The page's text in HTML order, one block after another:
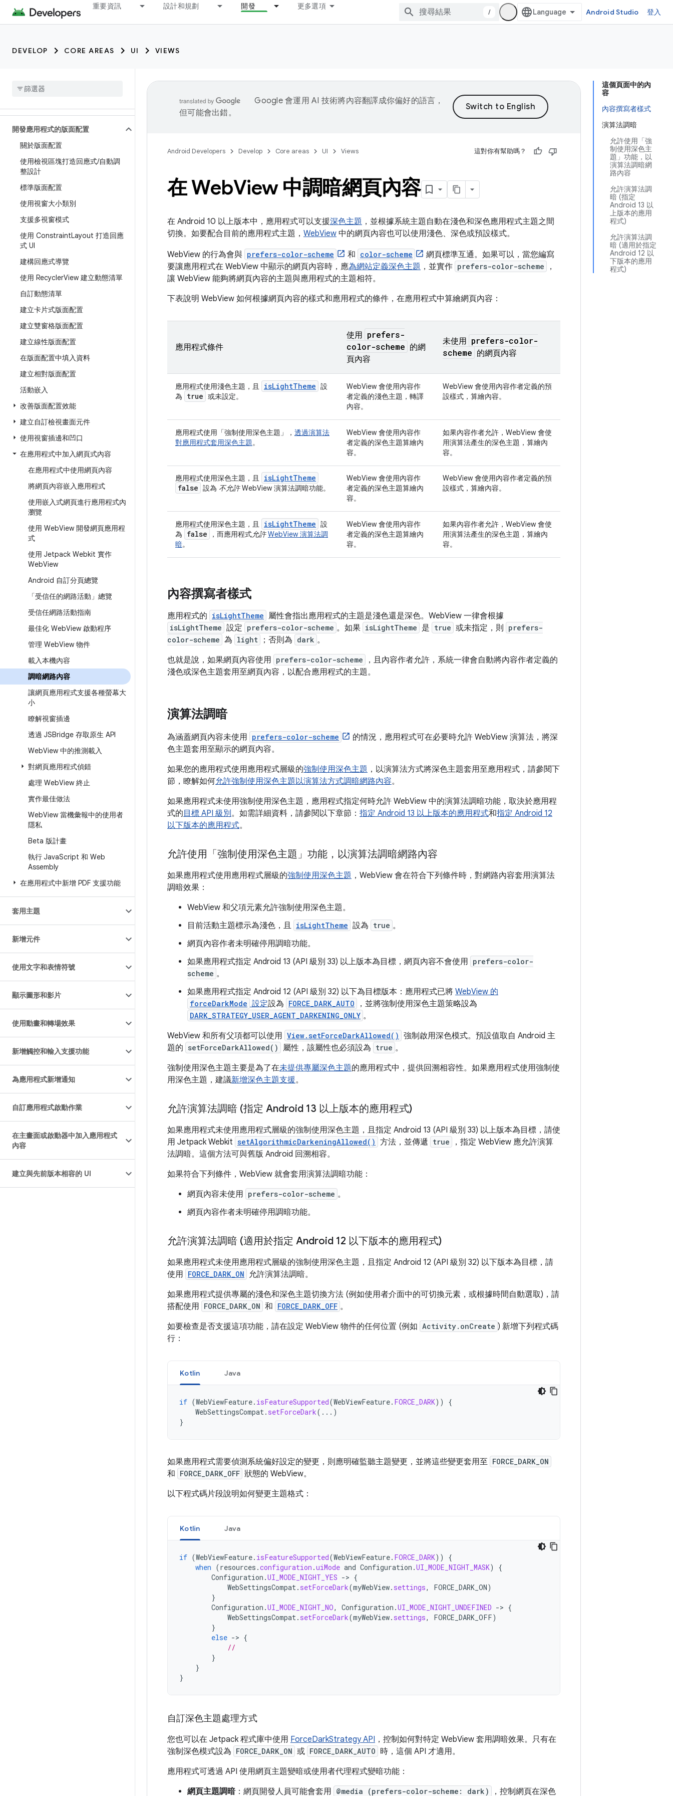
重要資訊 設計和規劃 開發 更多選項
/ Android Studio 登入
DEVELOP CORE AREAS UI VIEWS
開發應用程式的版面配置
關於版面配置
使用檢視區塊打造回應式/自動調
整設計
標準版面配置
使用視窗大小類別
支援多視窗模式
使用 ConstraintLayout 打造回應
式 UI
建構回應式導覽
使用 RecyclerView 建立動態清單
自訂動態清單
建立卡片式版面配置
建立雙窗格版面配置
建立線性版面配置
在版面配置中填入資料
建立相對版面配置
活動嵌入
改善版面配置效能
建立自訂檢視畫面元件
使用視窗插邊和凹口
在應用程式中加入網頁式內容
在應用程式中使用網頁內容
將網頁內容嵌入應用程式
使用嵌入式網頁進行應用程式內
瀏覽
使用 WebView 開發網頁應用程
式
使用 Jetpack Webkit 實作
WebView
Android 自訂分頁總覽
「受信任的網路活動」總覽
受信任網路活動指南
最佳化 WebView 啟動程序
管理 WebView 物件
載入本機內容
調暗網路內容
讓網頁應用程式支援各種螢幕大
小
瞭解視窗插邊
透過 JSBridge 存取原生 API
WebView 中的推測載入
對網頁應用程式偵錯
處理 WebView 終止
實作最佳做法
WebView 當機彙報中的使用者
隱私
Beta 版計畫
執行 JavaScript 和 Web
Assembly
在應用程式中新增 PDF 支援功能
套用主題
新增元件
使用文字和表情符號
顯示圖形和影片
使用動畫和轉場效果
新增觸控和輸入支援功能
為應用程式新增通知
自訂應用程式啟動作業
在主畫面或啟動器中加入應用程式
內容
建立與先前版本相容的 UI
這個頁面中的內
容
內容撰寫者樣式
演算法調暗
允許使用「強
制使用深色主
題」功能，以
演算法調暗網
路內容
允許演算法調
暗 (指定
Android 13 以
上版本的應用
程式)
允許演算法調
暗 (適用於指定
Android 12 以
下版本的應用
程式)
Google 會運用 AI 技術將內容翻譯成你偏好的語言，
但可能會出錯。
Android Developers Develop Core areas UI Views 這對你有幫助嗎？
在 WebView 中調暗網頁內容
在 Android 10 以上版本中，應用程式可以支援深色主題 ，並根據系統主題自動在淺色和深色應用程式主題之間
切換。如要配合目前的應用程式主題， WebView 中的網頁內容也可以使用淺色、深色或預設樣式。
WebView 的行為會與 prefers-color-scheme 和 color-scheme
網頁標準互通。如果可以，當您編寫
要讓應用程式在 WebView 中顯示的網頁內容時，應為網站定義深色主題 ，並實作 prefers-color-scheme
，
讓 WebView 能夠將網頁內容的主題與應用程式的主題相符。
下表說明 WebView 如何根據網頁內容的樣式和應用程式的條件，在應用程式中算繪網頁內容：
應用程式條件
使用 prefers-
color-scheme 的網
頁內容
未使用 prefers-color-
scheme 的網頁內容
應用程式使用淺色主題，且 isLightTheme 設
為
true 或未設定。
WebView 會使用內容作
者定義的淺色主題，轉譯
內容。
WebView 會使用內容作者定義的預
設樣式，算繪內容。
應用程式使用「強制使用深色主題」 ， 透過演算法
對應用程式套用深色主題。
WebView 會使用內容作
者定義的深色主題算繪內
容。
如果內容作者允許，WebView 會使
用演算法產生的深色主題，算繪內
容。
應用程式使用深色主題，且 isLightTheme
false 設為 不允許WebView 演算法調暗功能。
WebView 會使用內容作
者定義的深色主題算繪內
容。
WebView 會使用內容作者定義的預
設樣式，算繪內容。
應用程式使用深色主題，且 isLightTheme 設
為
false ，而應用程式允許 WebView 演算法調
暗。
WebView 會使用內容作
者定義的深色主題算繪內
容。
如果內容作者允許，WebView 會使
用演算法產生的深色主題，算繪內
容。
內容撰寫者樣式
應用程式的 isLightTheme 屬性會指出應用程式的主題是淺色還是深色。WebView 一律會根據
isLightTheme 設定 prefers-color-scheme 。如果 isLightTheme 是 true 或未指定，則
prefers-
color-scheme 為 light ；否則為 dark 。
也就是說，如果網頁內容使用 prefers-color-scheme
，且內容作者允許，系統一律會自動將內容作者定義的
淺色或深色主題套用至網頁內容，以配合應用程式的主題。
演算法調暗
為涵蓋網頁內容未使用 prefers-color-scheme
的情況，應用程式可在必要時允許 WebView 演算法，將深
色主題套用至顯示的網頁內容。
如果您的應用程式使用應用程式層級的強制使用深色主題 ，以演算法方式將深色主題套用至應用程式，請參閱下
節，瞭解如何允許強制使用深色主題以演算法方式調暗網路內容。
如果應用程式未使用強制使用深色主題，應用程式指定何時允許 WebView 中的演算法調暗功能，取決於應用程
式的 目標 API 級別。如需詳細資料，請參閱以下章節： 指定 Android 13 以上版本的應用程式和指定 Android 12
以下版本的應用程式。
允許使用「強制使用深色主題」功能，以演算法調暗網路內容
如果應用程式使用應用程式層級的強制使用深色主題 ，WebView 會在符合下列條件時，對網路內容套用演算法
調暗效果：
WebView 和父項元素允許強制使用深色主題。
目前活動主題標示為淺色，且 isLightTheme 設為 true 。
網頁內容作者未明確停用調暗功能。
如果應用程式指定 Android 13 (API 級別 33) 以上版本為目標，網頁內容不會使用 prefers-color-
scheme 。
如果應用程式指定 Android 12 (API 級別 32) 以下為目標版本：應用程式已將 WebView 的
forceDarkMode 設定設為 FORCE_DARK_AUTO ，並將強制使用深色主題策略設為
DARK_STRATEGY_USER_AGENT_DARKENING_ONLY 。
WebView 和所有父項都可以使用 View.setForceDarkAllowed() 強制啟用深色模式。預設值取自 Android 主
題的 setForceDarkAllowed() 屬性，該屬性也必須設為 true 。
強制使用深色主題主要是為了在未提供專屬深色主題的應用程式中，提供回溯相容性。如果應用程式使用強制使
用深色主題，建議新增深色主題支援。
允許演算法調暗 (指定 Android 13 以上版本的應用程式)
如果應用程式未使用應用程式層級的強制使用深色主題，且指定 Android 13 (API 級別 33) 以上版本為目標，請使
用 Jetpack Webkit setAlgorithmicDarkeningAllowed() 方法，並傳遞 true
，指定 WebView 應允許演算
法調暗。這個方法可與舊版 Android 回溯相容。
如果符合下列條件，WebView 就會套用演算法調暗功能：
網頁內容未使用 prefers-color-scheme 。
網頁內容作者未明確停用調暗功能。
允許演算法調暗 (適用於指定 Android 12 以下版本的應用程式)
如果應用程式未使用應用程式層級的強制使用深色主題，且指定 Android 12 (API 級別 32) 以下版本為目標，請
使用 FORCE_DARK_ON 允許演算法調暗。
如果應用程式提供專屬的淺色和深色主題切換方法 (例如使用者介面中的可切換元素，或根據時間自動選取)，請
搭配使用 FORCE_DARK_ON 和 FORCE_DARK_OFF 。
如要檢查是否支援這項功能，請在設定 WebView 物件的任何位置 (例如 Activity.onCreate ) 新增下列程式碼
行：
Kotlin Java
if (WebViewFeature. isFeatureSupported(WebViewFeature. FORCE_DARK))
{
WebSettingsCompat. setForceDark(...)
}
如果應用程式需要偵測系統偏好設定的變更，則應明確監聽主題變更，並將這些變更套用至 FORCE_DARK_ON
和 FORCE_DARK_OFF 狀態的 WebView。
以下程式碼片段說明如何變更主題格式：
Kotlin Java
if (WebViewFeature. isFeatureSupported(WebViewFeature. FORCE_DARK))
{
when (resources .configuration .uiMode and Configuration .UI_MODE_NIGHT_MASK)
{
Configuration .UI_MODE_NIGHT_YES -> {
WebSettingsCompat. setForceDark(myWebView. settings, FORCE_DARK_ON)
}
Configuration .UI_MODE_NIGHT_NO, Configuration .UI_MODE_NIGHT_UNDEFINED -> {
WebSettingsCompat. setForceDark(myWebView. settings, FORCE_DARK_OFF)
}
else -> {
//
}
}
}
自訂深色主題處理方式
您也可以在 Jetpack 程式庫中使用 ForceDarkStrategy API ，控制如何對特定 WebView 套用調暗效果。只有在
強制深色模式設為 FORCE_DARK_ON 或 FORCE_DARK_AUTO 時，這個 API 才適用。
應用程式可透過 API 使用網頁主題變暗或使用者代理程式變暗功能：
網頁主題調暗：網頁開發人員可能會套用 @media (prefers-color-scheme: dark) ，控制網頁在深色